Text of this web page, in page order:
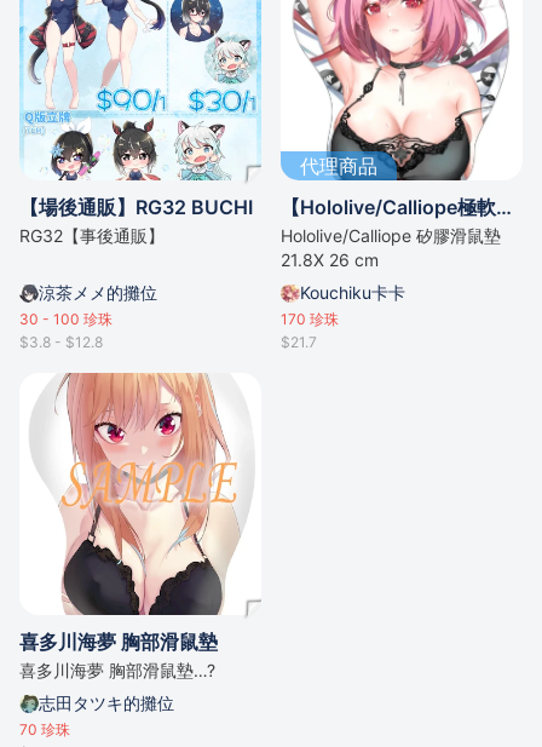
【場後通販】RG32 BUCHI
RG32【事後通販】
涼茶メメ的攤位
30 - 100 珍珠
$3.8 - $12.8
代理商品
【Hololive/Calliope極軟矽膠歐派滑鼠墊】21.8X 26 cm
Hololive/Calliope 矽膠滑鼠墊
21.8X 26 cm
Kouchiku卡卡
170 珍珠
$21.7
喜多川海夢 胸部滑鼠墊
喜多川海夢 胸部滑鼠墊…?
志田タツキ的攤位
70 珍珠